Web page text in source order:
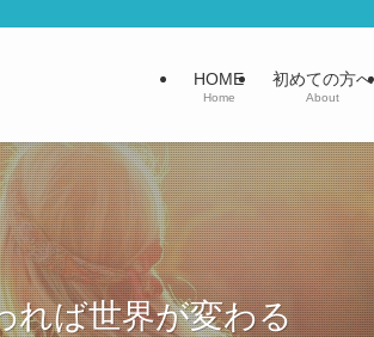
HOME
Home
初めての方へ
About
れば世界が変わる